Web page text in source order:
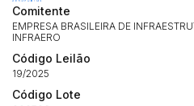
Comitente
EMPRESA BRASILEIRA DE
INFRAERO
Código Leilão
19/2025
Código Lote